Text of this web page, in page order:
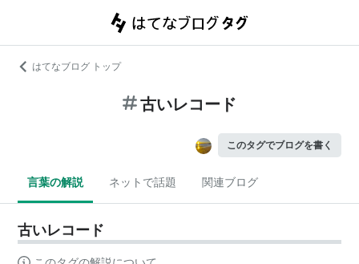
はてなブログ トップ
古いレコード
このタグでブログを書く
言葉の解説 ネットで話題 関連ブログ
古いレコード